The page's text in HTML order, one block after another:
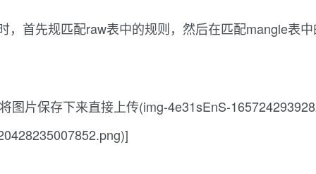
，首先规匹配raw表中的规则，然后在匹配mangle表
图片保存下来直接上传(img-4e31sEnS-